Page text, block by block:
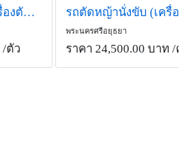
รถตัดหญ้านั่งขับ (เครื่องตัดหญ้านั่งขับ)ราคาถูก 16,900 บาท
/ตัว
พระนครศรีอยุธยา
ราคา 24,500.00 บาท /คั